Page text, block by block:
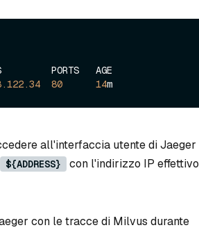
PORTS   AGE
.122.34 80 14
all'interfaccia utente di Jaeger
${ADDRESS}
con l'indirizzo IP effettivo
con le tracce di Milvus durante